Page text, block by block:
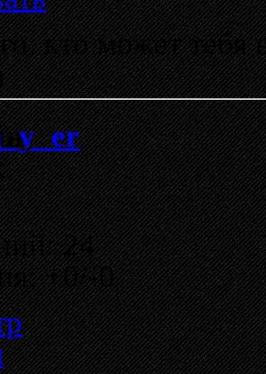
кто может тебя
24
+0/-0